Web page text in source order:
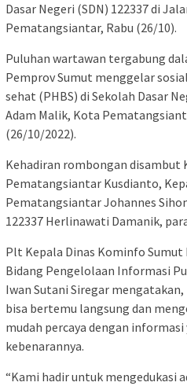
Dasar Negeri (SDN) 122337 di
Pematangsiantar, Rabu (26/10).
Puluhan wartawan tergabung
Pemprov Sumut menggelar
sehat (PHBS) di Sekolah Dasar
Adam Malik, Kota
(26/10/2022).
Kehadiran rombongan disambut
Pematangsiantar Kusdianto,
Pematangsiantar Johannes
122337 Herlinawati Damanik,
Plt Kepala Dinas Kominfo
Bidang Pengelolaan Informasi
Iwan Sutani Siregar
bisa bertemu langsung dan
mudah percaya dengan
kebenarannya.
“Kami hadir untuk mengedukasi